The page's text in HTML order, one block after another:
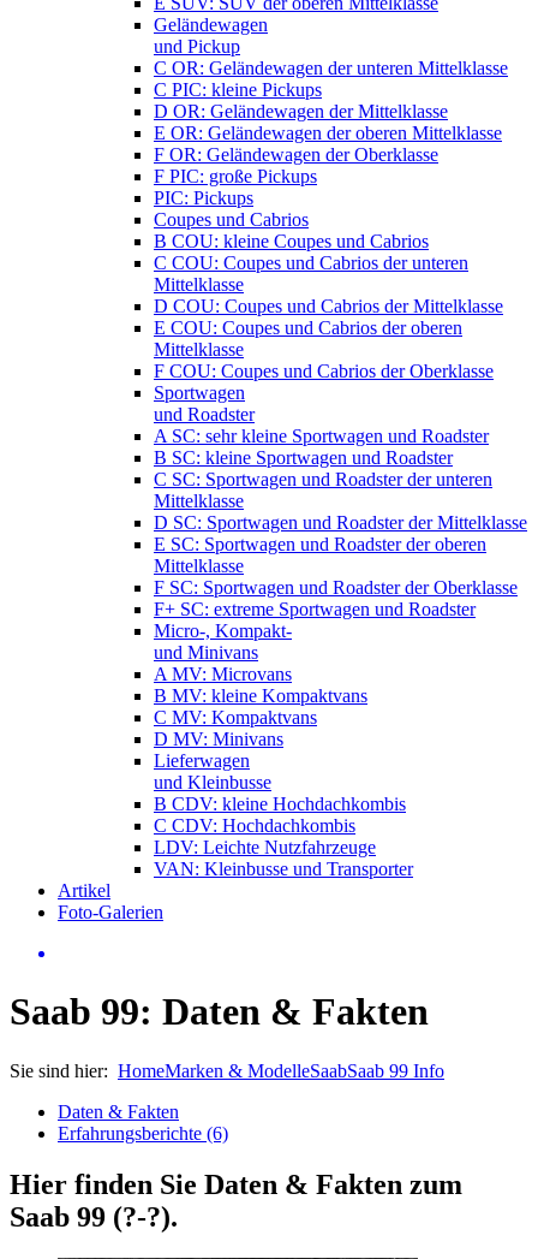
Geländewagen
und Pickup
C OR: Geländewagen der unteren Mittelklasse
C PIC: kleine Pickups
D OR: Geländewagen der Mittelklasse
E OR: Geländewagen der oberen Mittelklasse
F OR: Geländewagen der Oberklasse
F PIC: große Pickups
PIC: Pickups
Coupes und Cabrios
B COU: kleine Coupes und Cabrios
C COU: Coupes und Cabrios der unteren
Mittelklasse
D COU: Coupes und Cabrios der Mittelklasse
E COU: Coupes und Cabrios der oberen
Mittelklasse
F COU: Coupes und Cabrios der Oberklasse
Sportwagen
und Roadster
A SC: sehr kleine Sportwagen und Roadster
B SC: kleine Sportwagen und Roadster
C SC: Sportwagen und Roadster der unteren
Mittelklasse
D SC: Sportwagen und Roadster der Mittelklasse
E SC: Sportwagen und Roadster der oberen
Mittelklasse
F SC: Sportwagen und Roadster der Oberklasse
F+ SC: extreme Sportwagen und Roadster
Micro-, Kompakt-
und Minivans
A MV: Microvans
B MV: kleine Kompaktvans
C MV: Kompaktvans
D MV: Minivans
Lieferwagen
und Kleinbusse
B CDV: kleine Hochdachkombis
C CDV: Hochdachkombis
LDV: Leichte Nutzfahrzeuge
VAN: Kleinbusse und Transporter
Artikel
Foto-Galerien
Saab 99: Daten & Fakten
Sie sind hier: HomeMarken & ModelleSaabSaab 99 Info
Daten & Fakten
Erfahrungsberichte (6)
Hier finden Sie Daten & Fakten zum
Saab 99 (?-?).